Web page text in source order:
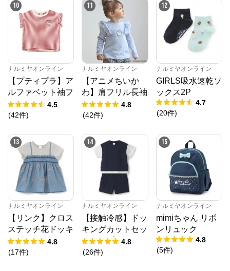
10
ナルミヤオンライン
【プティプラ】ア
ルファベット袖フ
リルTシャツ
4.5
(42件)
11
ナルミヤオンライン
【アニメちいか
わ】肩フリル長袖
Tシャツ
4.8
(42件)
12
ナルミヤオンライン
GIRLS吸水速乾ソ
ックス2P
4.7
(20件)
13
ナルミヤオンライン
【リンク】クロス
ステッチ花ドッキ
ングTシャツ
4.8
(17件)
14
ナルミヤオンライン
【接触冷感】ドッ
キングカットセッ
トアップ
4.8
(26件)
15
ナルミヤオンライン
mimiちゃん リボ
ンリュック
4.8
(5件)